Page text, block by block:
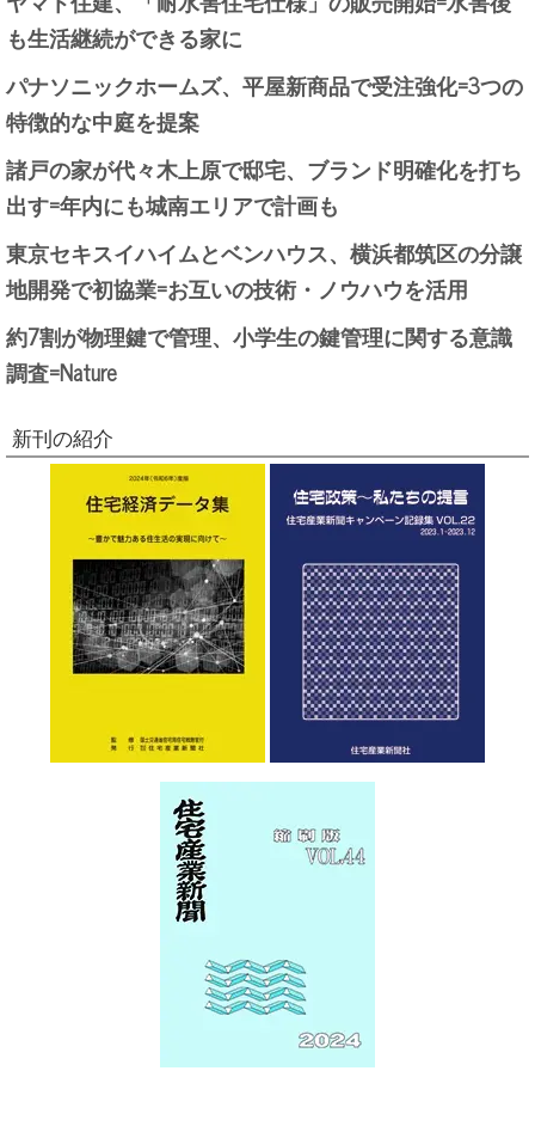
も生活継続ができる家に
パナソニックホームズ、平屋新商品で受注強化=3つの
特徴的な中庭を提案
諸戸の家が代々木上原で邸宅、ブランド明確化を打ち
出す=年内にも城南エリアで計画も
東京セキスイハイムとベンハウス、横浜都筑区の分譲
地開発で初協業=お互いの技術・ノウハウを活用
約7割が物理鍵で管理、小学生の鍵管理に関する意識
調査=Nature
新刊の紹介